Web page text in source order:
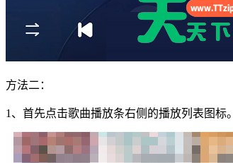
方法二：
1、首先点击歌曲播放条右侧的播放列表图标。